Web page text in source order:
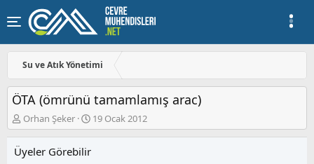
Su ve Atık Yönetimi
ÖTA (ömrünü tamamlamış arac)
K
o
u
Orhan Şeker
B
a
19 Ocak 2012
Üyeler Görebilir